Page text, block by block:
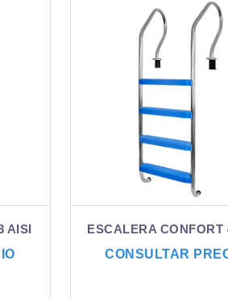
AISI
ESCALERA CONFORT
CONSULTAR